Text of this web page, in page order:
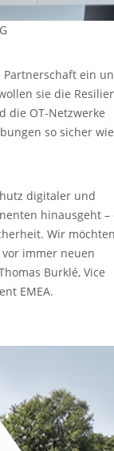
Partnerschaft ein
sie die
die OT-Netzwerke
so sicher wie
digitaler und
hinausgeht –
Wir
immer neuen
Burklé, Vice
EMEA.